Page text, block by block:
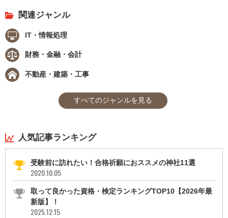
関連ジャンル
IT・情報処理
財務・金融・会計
不動産・建築・工事
すべてのジャンルを見る
人気記事ランキング
受験前に訪れたい！合格祈願におススメの神社11選
2020.10.05
取って良かった資格・検定ランキングTOP10【2026年最
新版】！
2025.12.15